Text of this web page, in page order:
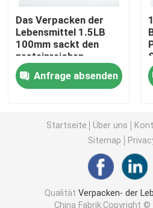
Stehen Sie oben Beutel
Recyclebares Beutel-
Thermoforming-Film
Druck-Lidding-Film
Plastikverpackungsfolie
Das Verpacken der
Lebensmittel 1.5LB
100mm sackt den
proteinreichen
Plastik-140 MIC Zip
Lock Stand Up Beutel
ein
Anfrage absenden
Startseite Über uns
Sitemap
QualitätVerpacken- der
China Fabrik.Copyright ©